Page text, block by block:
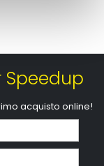
acquisto online!